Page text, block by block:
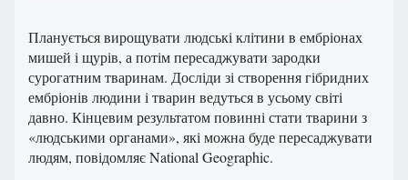
Планується вирощувати людські клітини в ембріонах
мишей і щурів, а потім пересаджувати зародки
сурогатним тваринам. Досліди зі створення гібридних
ембріонів людини і тварин ведуться в усьому світі
давно. Кінцевим результатом повинні стати тварини з
«людськими органами», які можна буде пересаджувати
людям, повідомляє National Geographic.